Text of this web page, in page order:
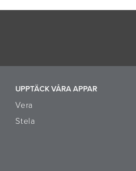
UPPTÄCK VÅRA APPAR
Vera
Stela